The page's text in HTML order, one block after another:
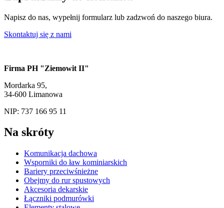
Napisz do nas, wypełnij formularz lub zadzwoń do naszego biura.
Skontaktuj się z nami
Firma PH "Ziemowit II"
Mordarka 95,
34-600 Limanowa
NIP: 737 166 95 11
Na skróty
Komunikacja dachowa
Wsporniki do ław kominiarskich
Bariery przeciwśnieżne
Obejmy do rur spustowych
Akcesoria dekarskie
Łączniki podmurówki